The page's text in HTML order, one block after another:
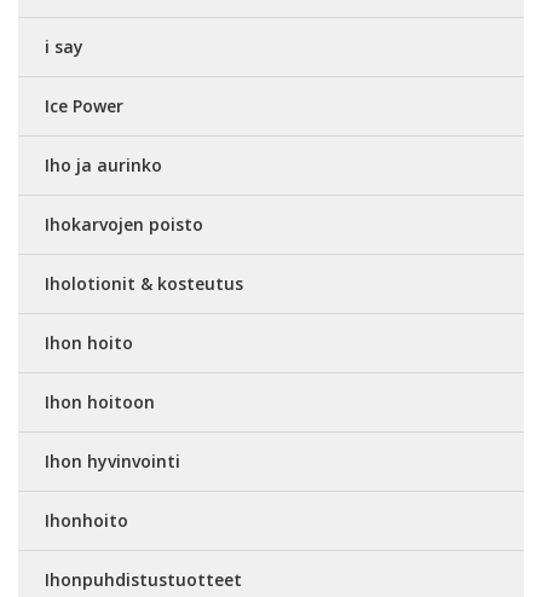
i say
Ice Power
Iho ja aurinko
Ihokarvojen poisto
Iholotionit & kosteutus
Ihon hoito
Ihon hoitoon
Ihon hyvinvointi
Ihonhoito
Ihonpuhdistustuotteet